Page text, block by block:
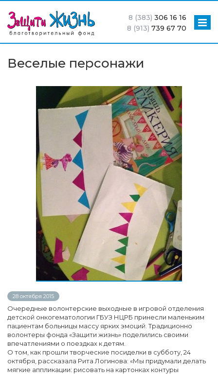
8 (383) 306 16 16
8 (913) 739 67 70
Веселые персонажи
28 октября 2015
Очередные волонтерские выходные в игровой отделения
детской онкогематологии ГБУЗ НЦРБ принесли маленьким
пациентам больницы массу ярких эмоций. Традиционно
волонтеры фонда «Защити жизнь» поделились своими
впечатлениями о поездках к детям.
О том, как прошли творческие посиделки в субботу, 24
октября, рассказала Рита Логинова: «Мы придумали делать
мягкие аппликации: рисовать на картонках контуры